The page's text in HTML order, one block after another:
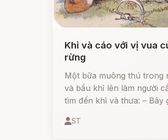
Khỉ và cáo với vị vua
rừng
Một bữa muông thú trong
và bầu khỉ lên làm người
tìm đến khỉ và thưa: – Bây
giúp đỡ ông: tôi tìm ra một
ST